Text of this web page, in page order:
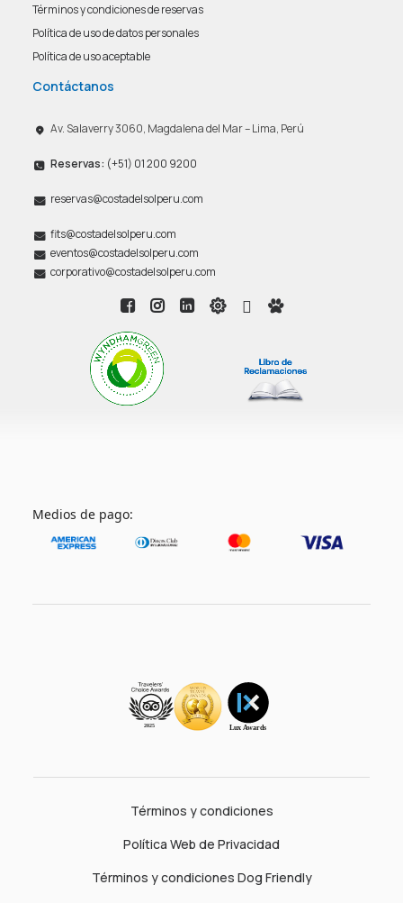
Términos y condiciones de reservas
Política de uso de datos personales
Política de uso aceptable
Contáctanos
Av. Salaverry 3060, Magdalena del Mar – Lima, Perú
Reservas: (+51) 01 200 9200
reservas@costadelsolperu.com
fits@costadelsolperu.com
eventos@costadelsolperu.com
corporativo@costadelsolperu.com
Medios de pago:
Términos y condiciones
Política Web de Privacidad
Términos y condiciones Dog Friendly